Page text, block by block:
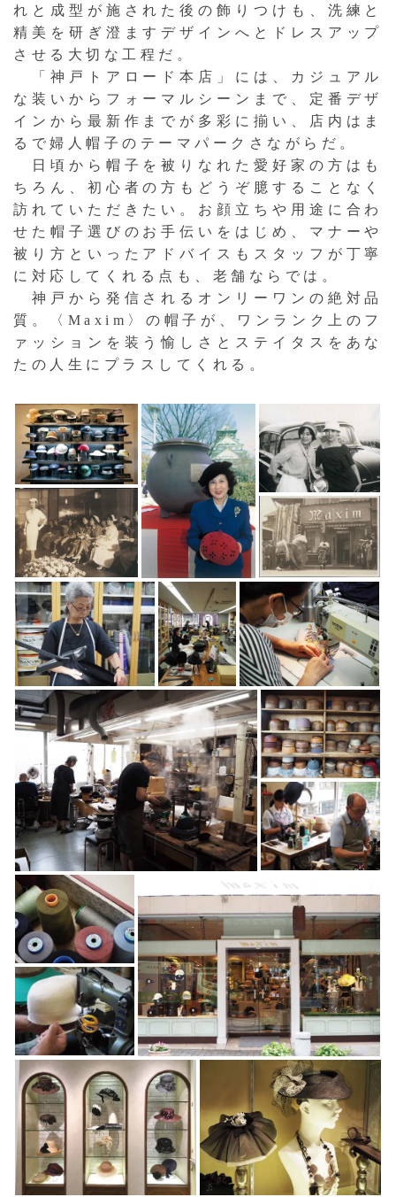
れと成型が施された後の飾りつけも、洗練と
精美を研ぎ澄ますデザインへとドレスアップ
させる大切な工程だ。
「神戸トアロード本店」には、カジュアル
な装いからフォーマルシーンまで、定番デザ
インから最新作までが多彩に揃い、店内はま
るで婦人帽子のテーマパークさながらだ。
日頃から帽子を被りなれた愛好家の方はも
ちろん、初心者の方もどうぞ臆することなく
訪れていただきたい。お顔立ちや用途に合わ
せた帽子選びのお手伝いをはじめ、マナーや
被り方といったアドバイスもスタッフが丁寧
に対応してくれる点も、老舗ならでは。
神戸から発信されるオンリーワンの絶対品
質。〈Maxim〉の帽子が、ワンランク上のフ
ァッションを装う愉しさとステイタスをあな
たの人生にプラスしてくれる。